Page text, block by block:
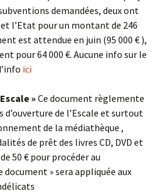
demandées, deux ont
l’Etat pour un montant de 246
est attendue en juin (95 000 € ),
pour 64 000 €. Aucune info sur le
ici
» Ce document règlemente
de l’Escale et surtout
de la médiathèque ,
de prêt des livres CD, DVD et
50 € pour procéder au
document » sera appliquée aux